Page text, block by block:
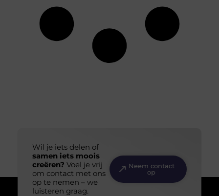
Wil je iets delen of
samen iets moois
creëren? Voel je vrij
om contact met ons
op te nemen – we
luisteren graag.
Neem contact
op